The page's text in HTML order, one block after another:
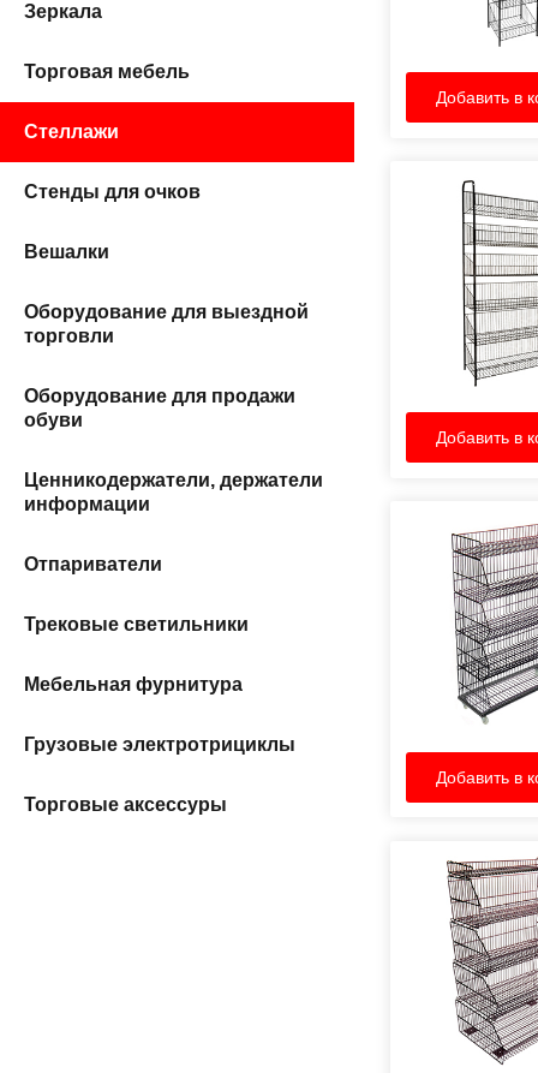
Зеркала
Торговая мебель
Стеллажи
Стенды для очков
Вешалки
Оборудование для выездной
торговли
Оборудование для продажи
обуви
Ценникодержатели, держатели
информации
Отпариватели
Трековые светильники
Мебельная фурнитура
Грузовые электротрициклы
Торговые аксессуры
Добавить в
Добавить в
Добавить в